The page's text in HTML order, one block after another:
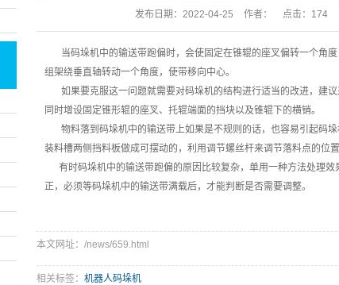
发布日期： 2022-04-25 作者： 点击： 174
当码垛机中的输送带跑偏时，会使固定在锥辊的座叉偏转一个角
组架绕垂直轴转动一个角度，使带移向中心。
如果要克服这一问题就需要对码垛机的结构进行适当的改进，建议
同时增设固定锥形辊的座叉、托辊端面的挡块以及锥辊下的横销。
物料落到码垛机中的输送带上如果是不规则的话，也容易引起码垛
装料槽两侧挡料板做成可摆动的，利用调节螺丝杆来调节落料点的位置
有时码垛机中的输送带跑偏的原因比较复杂，单用一种方法处理效
正，必须等码垛机中的输送带满载后，才能判断是否需要调整。
本文网址：/news/659.html
相关标签： 机器人码垛机